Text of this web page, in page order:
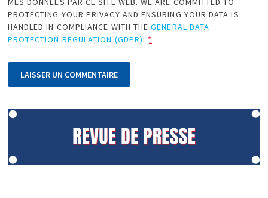
PROTECTING YOUR PRIVACY AND ENSURING YOUR DATA IS
HANDLED IN COMPLIANCE WITH THEGENERAL DATA
PROTECTION REGULATION (GDPR). *